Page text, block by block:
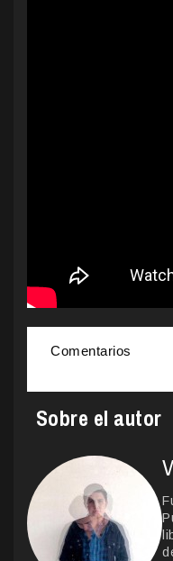
Comentarios
Sobre el autor